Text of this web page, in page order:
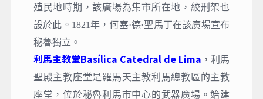
殖民地時期，該廣場為集市所在地，絞刑架也
設於此。1821年，何塞·德·聖馬丁在該廣場宣布
秘魯獨立。
利馬主教堂Basílica Catedral de Lima ，利馬
聖殿主教座堂是羅馬天主教利馬總教區的主教
座堂，位於秘魯利馬市中心的武器廣場。始建